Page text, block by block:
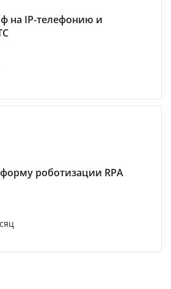
на IP-телефонию и
роботизации RPA